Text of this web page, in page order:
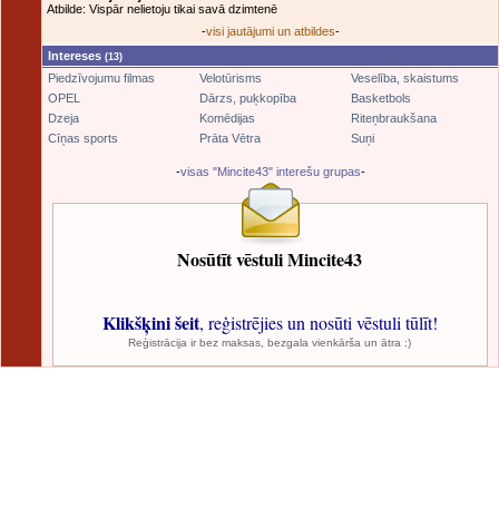
Atbilde: Vispār nelietoju tikai savā dzimtenē
-visi jautājumi un atbildes-
Intereses (13)
Piedzīvojumu filmas Velotūrisms
Veselība, skaistums
OPEL
Dārzs, puķkopība
Basketbols
Dzeja
Komēdijas
Riteņbraukšana
Cīņas sports
Prāta Vētra Suņi
-visas "Mincite43" interešu grupas-
Nosūtīt vēstuli Mincite43
Klikšķini šeit, reģistrējies un nosūti vēstuli tūlīt!
Reģistrācija ir bez maksas, bezgala vienkārša un ātra :)